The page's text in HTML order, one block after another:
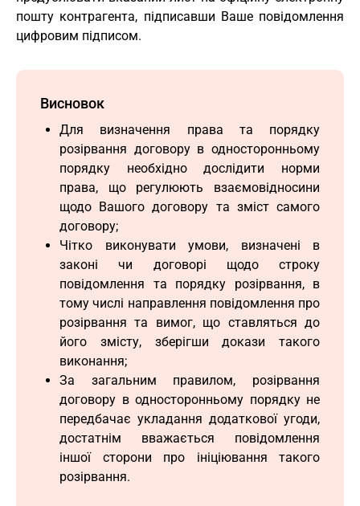
пошту контрагента, підписавши Ваше повідомлення
цифровим підписом.
Висновок
Для визначення права та порядку
розірвання договору в односторонньому
порядку необхідно дослідити норми
права, що регулюють взаємовідносини
щодо Вашого договору та зміст самого
договору;
Чітко виконувати умови, визначені в
законі чи договорі щодо строку
повідомлення та порядку розірвання, в
тому числі направлення повідомлення про
розірвання та вимог, що ставляться до
його змісту, зберігши докази такого
виконання;
За загальним правилом, розірвання
договору в односторонньому порядку не
передбачає укладання додаткової угоди,
достатнім вважається повідомлення
іншої сторони про ініціювання такого
розірвання.